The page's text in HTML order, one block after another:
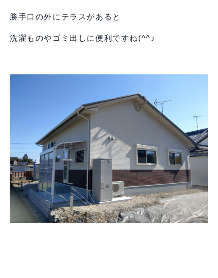
勝手口の外にテラスがあると
洗濯ものやゴミ出しに便利ですね(^^♪